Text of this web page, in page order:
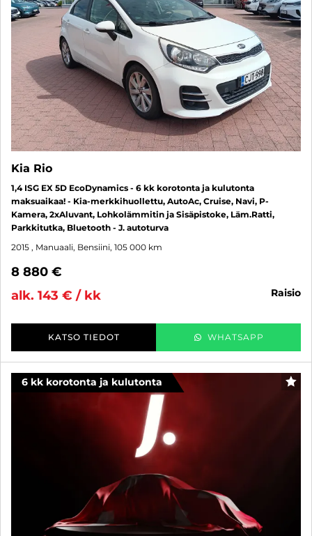
Kia Rio
1,4 ISG EX 5D EcoDynamics - 6 kk korotonta ja kulutonta
maksuaikaa! - Kia-merkkihuollettu, AutoAc, Cruise, Navi, P-
Kamera, 2xAluvant, Lohkolämmitin ja Sisäpistoke, Läm.Ratti,
Parkkitutka, Bluetooth - J. autoturva
2015 , Manuaali, Bensiini, 105 000 km
8 880 €
alk. 143 € / kk
raisio
KATSO TIEDOT WHATSAPP
6 kk korotonta ja kulutonta